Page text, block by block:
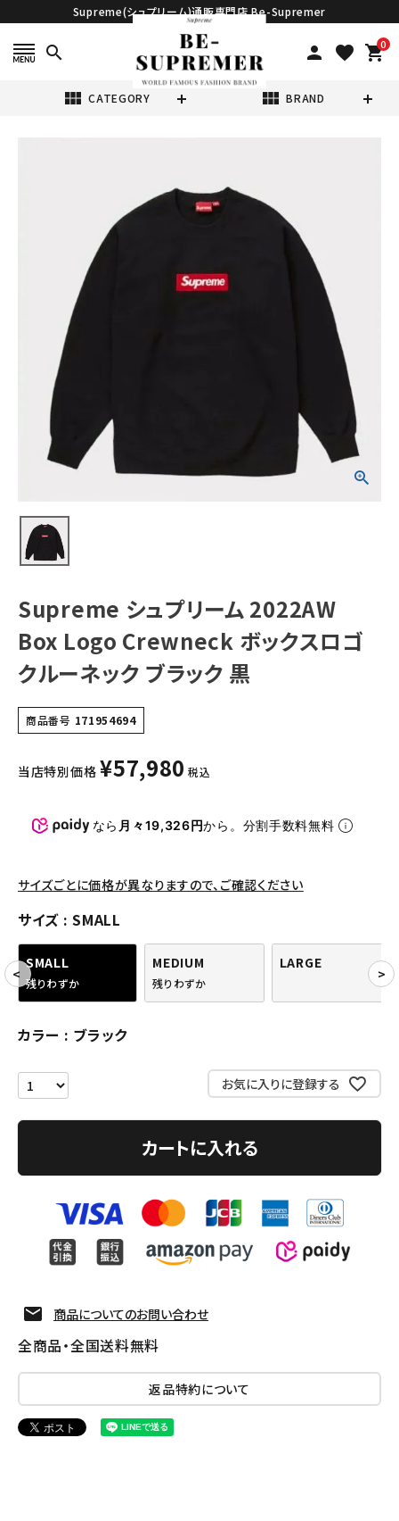
Supreme(シュプリーム)通販専門店 Be-Supremer
search person favorite 0
shopping_cart
view_module CATEGORY view_module BRAND
Supreme シュプ
リーム 2022AW
Box Logo
Crewneck ボッ
クスロゴクルーネ
ック ブラック 黒
(税込)
NEW ITEMS
Tシャツ・ロングスリーブ
パーカー・トレーナー
キャップ・ハット
ニット帽・ビーニー
その他バッグ類
スニーカー・ブーツ
COLLABORATION BRAND
SEASON
CONTENTS
ようこそ ゲスト 様
meeting_room ログイン
Follow us
Supreme シュプリーム 2022AW
Box Logo Crewneck ボックスロゴ
クルーネック ブラック 黒
商品番号 171954694
当店特別価格 ¥57,980 税込
なら 月々19,326円から。分割手数料無料
サイズごとに価格が異なりますので、ご確認ください
サイズ SMALL
SMALL
残りわずか
MEDIUM
残りわずか
LARGE
カラー ブラック
お気に入りに登録する
カートに入れる
商品についてのお問い合わせ
全商品・全国送料無料
返品特約について